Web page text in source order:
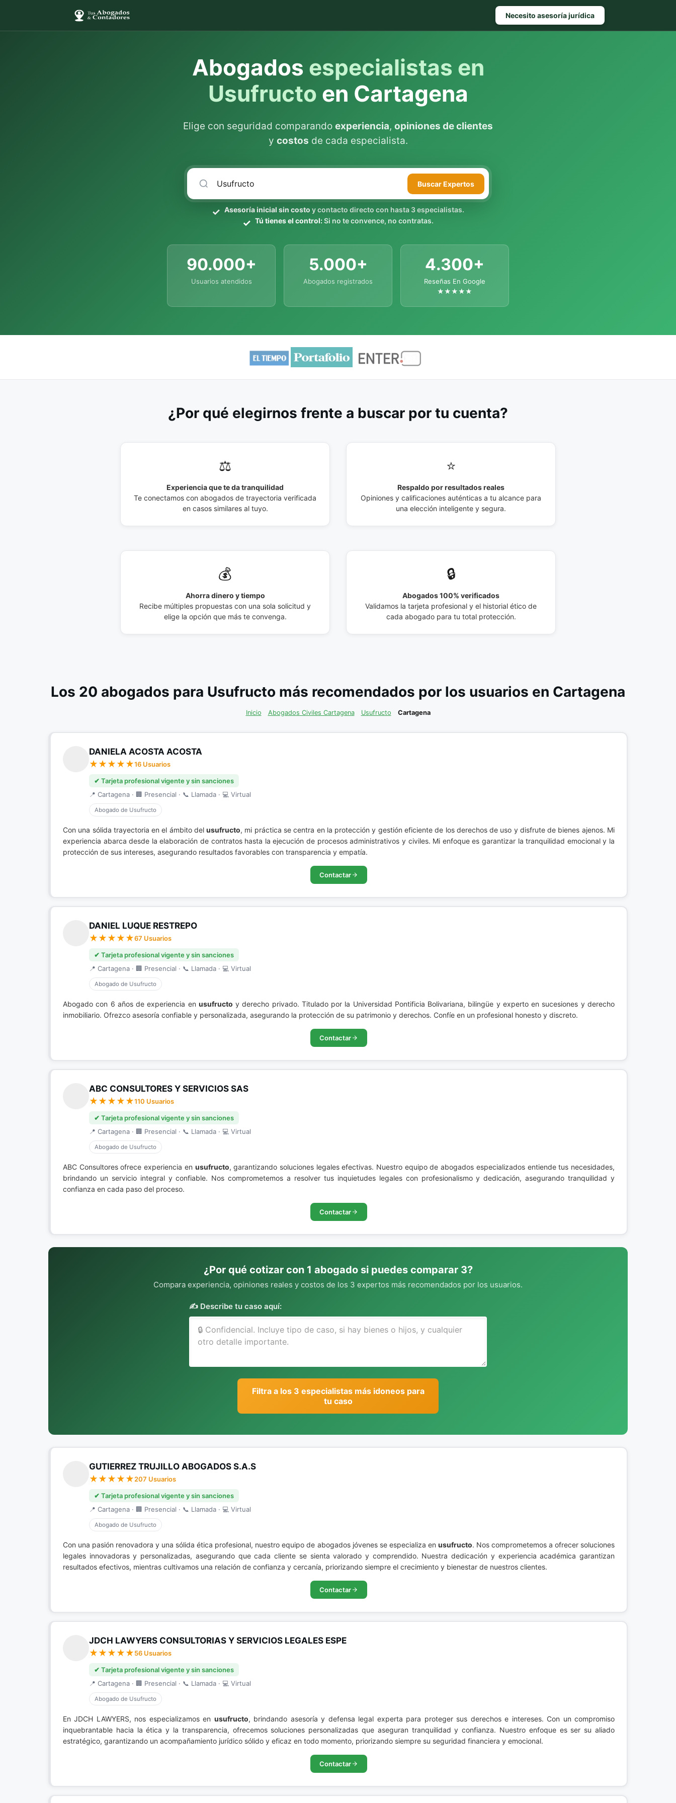
Necesito asesoría jurídica
Abogados especialistas en
Usufructo en Cartagena
Elige con seguridad comparando experiencia, opiniones de clientes
y costos de cada especialista.
BuscarExpertos
Asesoría inicial sin costo y contacto directo con hasta 3 especialistas.
Tú tienes el control:Si no te convence, no contratas.
90.000+
Usuarios atendidos
5.000+
Abogados registrados
4.300+
Reseñas En Google
★★★★★
¿Por qué elegirnos frente a buscar por tu cuenta?
⚖️
Experiencia que te da tranquilidad
Te conectamos con abogados de trayectoria verificada
en casos similares al tuyo.
⭐
Respaldo por resultados reales
Opiniones y calificaciones auténticas a tu alcance para
una elección inteligente y segura.
💰
Ahorra dinero y tiempo
Recibe múltiples propuestas con una sola solicitud y
elige la opción que más te convenga.
🔒
Abogados 100% verificados
Validamos la tarjeta profesional y el historial ético de
cada abogado para tu total protección.
Los 20 abogados para Usufructo más recomendados por los usuarios en Cartagena
Inicio Abogados Civiles Cartagena Usufructo Cartagena
DANIELA ACOSTA ACOSTA
16 Usuarios
✔ Tarjeta profesional vigente y sin sanciones
📍 Cartagena · 🏢 Presencial · 📞 Llamada · 💻 Virtual
Abogado de Usufructo
Con una sólida trayectoria en el ámbito delusufructo, mi práctica se centra en la protección y gestión eficiente de los derechos de uso y disfrute de bienes ajenos. Mi
experiencia abarca desde la elaboración de contratos hasta la ejecución de procesos administrativos y civiles. Mi enfoque es garantizar la tranquilidad emocional y la
protección de sus intereses, asegurando resultados favorables con transparencia y empatía.
Contactar
DANIEL LUQUE RESTREPO
67 Usuarios
✔ Tarjeta profesional vigente y sin sanciones
📍 Cartagena · 🏢 Presencial · 📞 Llamada · 💻 Virtual
Abogado de Usufructo
Abogado con 6 años de experiencia en usufructo y derecho privado. Titulado por la Universidad Pontificia Bolivariana, bilingüe y experto en sucesiones y derecho
inmobiliario. Ofrezco asesoría confiable y personalizada, asegurando la protección de su patrimonio y derechos. Confíe en un profesional honesto y discreto.
Contactar
ABC CONSULTORES Y SERVICIOS SAS
110 Usuarios
✔ Tarjeta profesional vigente y sin sanciones
📍 Cartagena · 🏢 Presencial · 📞 Llamada · 💻 Virtual
Abogado de Usufructo
ABC Consultores ofrece experiencia en usufructo, garantizando soluciones legales efectivas. Nuestro equipo de abogados especializados entiende tus necesidades,
brindando un servicio integral y confiable. Nos comprometemos a resolver tus inquietudes legales con profesionalismo y dedicación, asegurando tranquilidad y
confianza en cada paso del proceso.
Contactar
¿Por qué cotizar con 1 abogado si puedes comparar 3?
Compara experiencia, opiniones reales y costos de los 3 expertos más recomendados por los usuarios.
✍️ Describe tu caso aquí:
Filtra a los 3 especialistas más idoneos para
tu caso
GUTIERREZ TRUJILLO ABOGADOS S.A.S
207 Usuarios
✔ Tarjeta profesional vigente y sin sanciones
📍 Cartagena · 🏢 Presencial · 📞 Llamada · 💻 Virtual
Abogado de Usufructo
Con una pasión renovadora y una sólida ética profesional, nuestro equipo de abogados jóvenes se especializa en usufructo. Nos comprometemos a ofrecer soluciones
legales innovadoras y personalizadas, asegurando que cada cliente se sienta valorado y comprendido. Nuestra dedicación y experiencia académica garantizan
resultados efectivos, mientras cultivamos una relación de confianza y cercanía, priorizando siempre el crecimiento y bienestar de nuestros clientes.
Contactar
JDCH LAWYERS CONSULTORIAS Y SERVICIOS LEGALES ESPE
56 Usuarios
✔ Tarjeta profesional vigente y sin sanciones
📍 Cartagena · 🏢 Presencial · 📞 Llamada · 💻 Virtual
Abogado de Usufructo
En JDCH LAWYERS, nos especializamos en usufructo, brindando asesoría y defensa legal experta para proteger sus derechos e intereses. Con un compromiso
inquebrantable hacia la ética y la transparencia, ofrecemos soluciones personalizadas que aseguran tranquilidad y confianza. Nuestro enfoque es ser su aliado
estratégico, garantizando un acompañamiento jurídico sólido y eficaz en todo momento, priorizando siempre su seguridad financiera y emocional.
Contactar